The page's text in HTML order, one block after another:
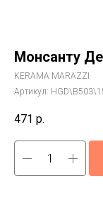
Монсанту
KERAMA MARAZZI
Артикул:
471 р.